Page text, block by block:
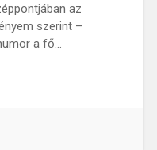
az
szerint –
a fő…